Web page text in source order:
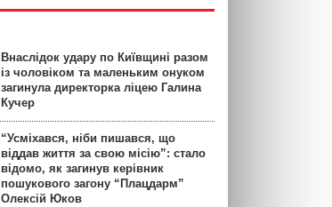
Внаслідок удару по Київщині разом
із чоловіком та маленьким онуком
загинула директорка ліцею Галина
Кучер
“Усміхався, ніби пишався, що
віддав життя за свою місію”: стало
відомо, як загинув керівник
пошукового загону “Плацдарм”
Олексій Юков